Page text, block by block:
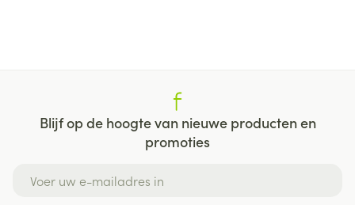
Blijf op de hoogte van nieuwe producten en
promoties